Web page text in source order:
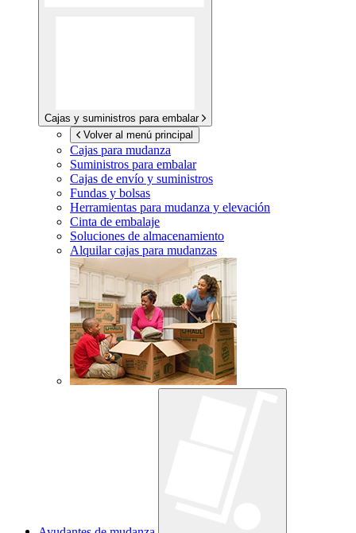
Cajas y suministros para embalar
Volver al menú principal
Cajas para mudanza
Suministros para embalar
Cajas de envío y suministros
Fundas y bolsas
Herramientas para mudanza y elevación
Cinta de embalaje
Soluciones de almacenamiento
Alquilar cajas para mudanzas